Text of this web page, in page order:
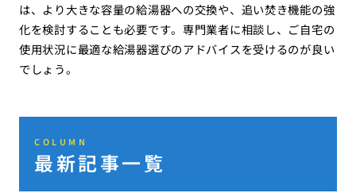
は、より大きな容量の給湯器への交換や、追い焚き機能の強
化を検討することも必要です。専門業者に相談し、ご自宅の
使用状況に最適な給湯器選びのアドバイスを受けるのが良い
でしょう。
COLUMN
最新記事一覧